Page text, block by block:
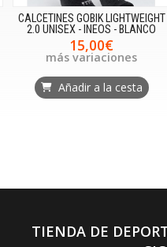
CALCETINES GOBIK LIGHTWEIGHT
2.0 UNISEX - INEOS - BLANCO
15,00€
más variaciones
Añadir a la cesta
TIENDA DE